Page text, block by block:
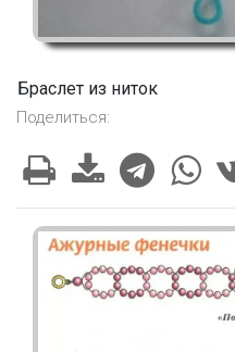
Браслет из ниток
Поделиться: